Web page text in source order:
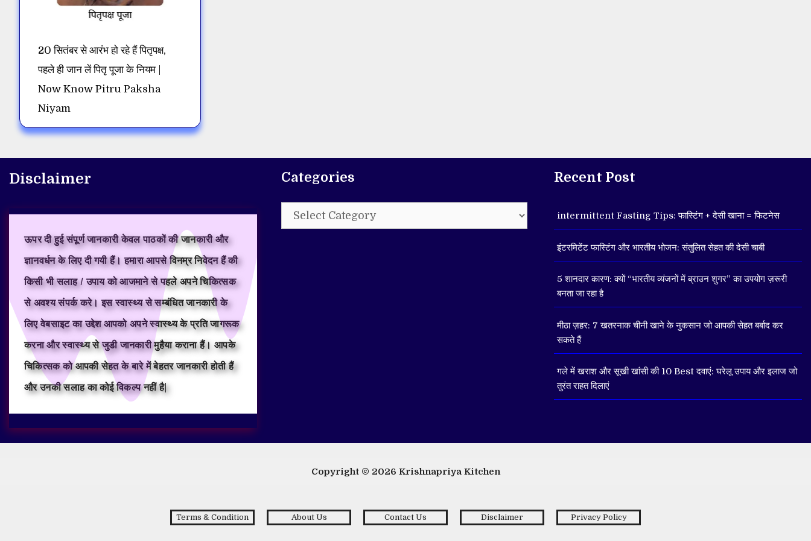
20 सितंबर से आरंभ हो रहे हैं पितृपक्ष,
पहले ही जान लें पितृ पूजा के नियम |
Now Know Pitru Paksha
Niyam
Disclaimer
ऊपर दी हुई संपूर्ण जानकारी केवल पाठकों की जानकारी और
ज्ञानवर्धन के लिए दी गयी हैं। हमारा आपसे विनम्र निवेदन हैं की
किसी भी सलाह / उपाय को आजमाने से पहले अपने चिकित्सक
से अवश्य संपर्क करे। इस स्वास्थ्य से सम्बंधित जानकारी के
लिए वेबसाइट का उद्देश आपको अपने स्वास्थ्य के प्रति जागरूक
करना और स्वास्थ्य से जुडी जानकारी मुहैया कराना हैं। आपके
चिकित्सक को आपकी सेहत के बारे में बेहतर जानकारी होती हैं
और उनकी सलाह का कोई विकल्प नहीं है|
Categories
Categories
Recent Post
intermittent Fasting Tips: फास्टिंग + देसी खाना = फिटनेस
इंटरमिटेंट फास्टिंग और भारतीय भोजन: संतुलित सेहत की देसी चाबी
5 शानदार कारण: क्यों “भारतीय व्यंजनों में ब्राउन शुगर” का उपयोग ज़रूरी
बनता जा रहा है
मीठा ज़हर: 7 खतरनाक चीनी खाने के नुकसान जो आपकी सेहत बर्बाद कर
सकते हैं
गले में खराश और सूखी खांसी की 10 Best दवाएं: घरेलू उपाय और इलाज जो
तुरंत राहत दिलाएं
Copyright © 2026 Krishnapriya Kitchen
Terms & Condition About Us Contact Us Disclaimer Privacy Policy